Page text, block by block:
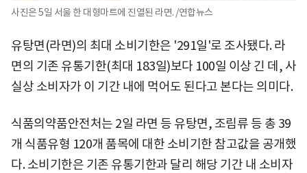
사진은 5일 서울 한 대형마트에 진열된 라면. /연합뉴스
유탕면(라면)의 최대 소비기한은 '291일'로 조사됐다. 라
면의 기존 유통기한(최대 183일)보다 100일 이상 긴 데, 사
실상 소비자가 이 기간 내에 먹어도 된다고 본다는 의미다.
식품의약품안전처는 2일 라면 등 유탕면, 조림류 등 총 39
개 식품유형 120개 품목에 대한 소비기한 참고값을 공개했
다. 소비기한은 기존 유통기한과 달리 해당 기간 내 소비자